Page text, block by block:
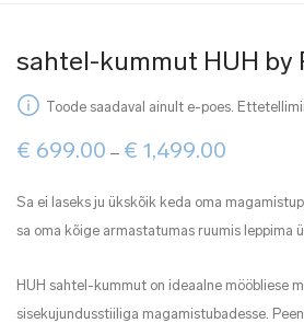
sahtel-kummut HUH by
Toode saadaval ainult e-poes.
€ 699.00 – € 1,499.00
€ 1,499.00
Sa ei laseks ju ükskõik keda oma
sa oma kõige armastatumas ruumis leppima
HUH sahtel-kummut on ideaalne mööbliese
sisekujundusstiiliga magamistubadesse.